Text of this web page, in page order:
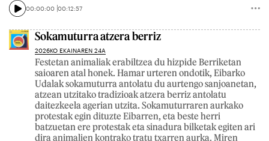
00:00:00 00:12:57
Sokamuturra atzera berriz
2026KO EKAINAREN 24A
Festetan animaliak erabiltzea du hizpide Berriketan
saioaren atal honek. Hamar urteren ondotik, Eibarko
Udalak sokamuturra antolatu du aurtengo sanjoanetan,
atzean utzitako tradizioak atzera berriz antolatu
daitezkeela agerian utzita. Sokamuturraren aurkako
protestak egin dituzte Eibarren, eta beste herri
batzuetan ere protestak eta sinadura bilketak egiten ari
dira animalien kontrako tratu txarren aurka. Miren